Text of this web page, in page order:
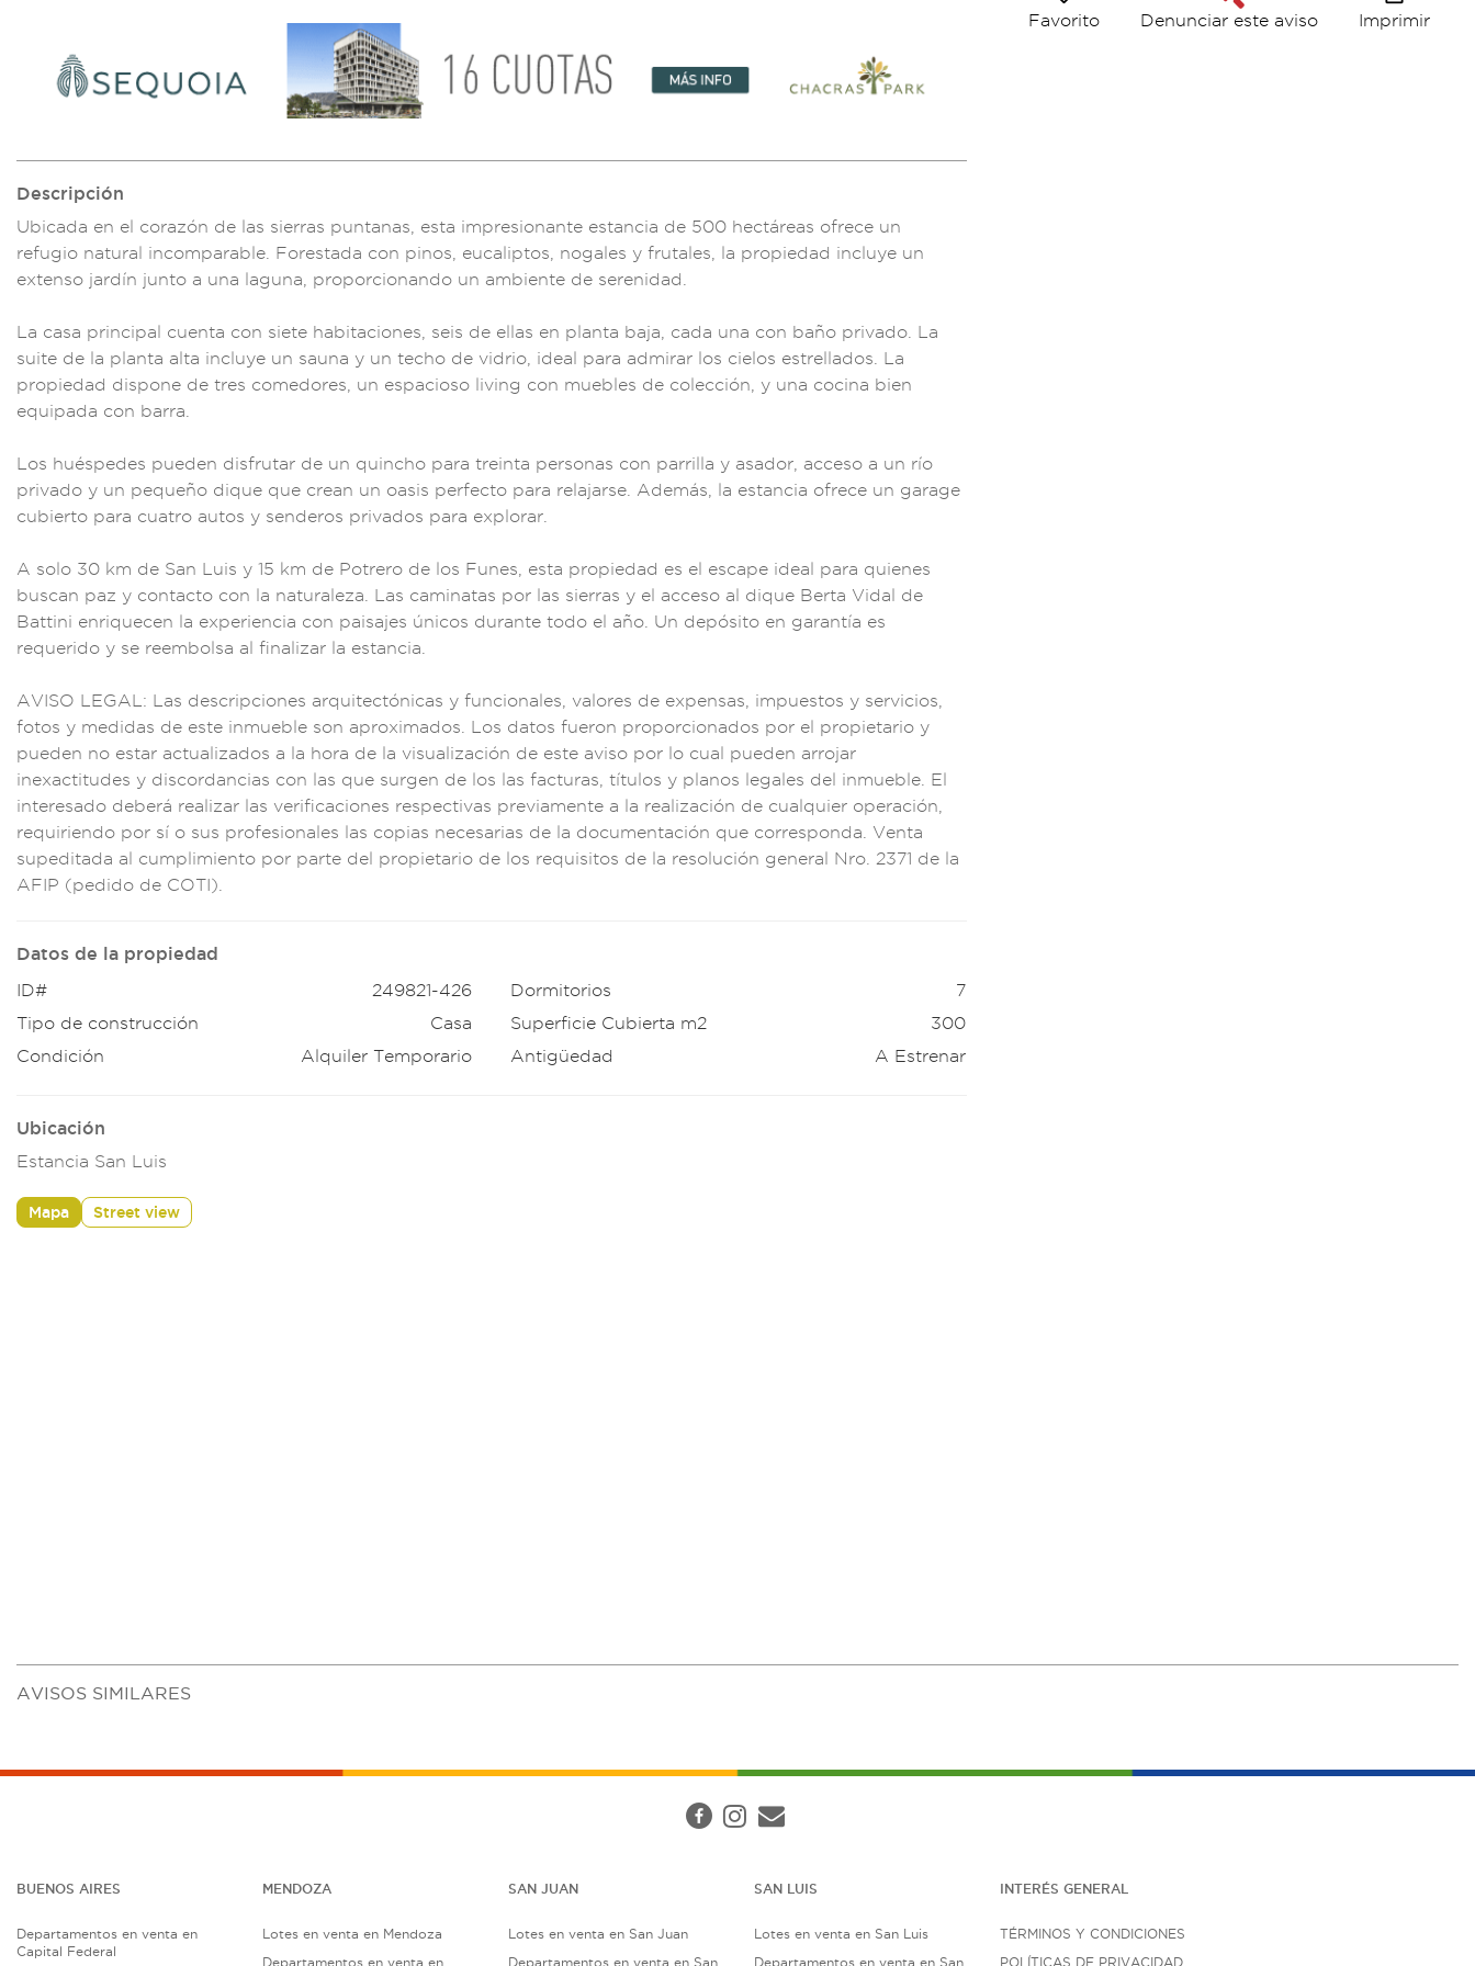
Descripción
Ubicada en el corazón de las sierras puntanas, esta impresionante estancia de 500 hectáreas ofrece un
refugio natural incomparable. Forestada con pinos, euca liptos, nogales y fruta les, la propiedad incluye un
extenso jardín junto a una laguna, proporcionando un ambiente de serenidad.
La casa principal cuenta con siete habitaciones, seis de ellas en planta baja, cada una con baño privado. La
suite de la p lanta alta incluye un sauna y un techo de vidrio , ideal para admirar los cielos estrellados.
La
propiedad dispone de tres comedores, un espacioso living con muebles de col ección, y una cocina bien
equipada con barra.
Los huéspedes pueden disfrutar de un quincho para treinta personas con parrilla y asador, acceso a un río
privado y un pequeño dique que crean un oasis perfecto para relajarse. Además, la estancia ofrece un garage
cubierto para cuatro autos y senderos privados para explorar.
A solo 30 km de San Luis y 15 km de Potrero de los Funes, esta propiedad es el escape ideal para quienes
buscan paz y contacto con la naturaleza. Las caminatas por las sierras y el acceso al dique Berta Vidal de
Battini enriquecen l a experiencia con paisajes únicos durante todo el año. Un depósito en garantía es
requerido y se reembolsa al finalizar la estancia.
AVISO LEGAL: Las descripciones arquitectónicas y funcionales, valores de expensas , impuestos y servicios,
fotos y medidas de este inmueble son aproximados. Los datos fueron proporcionados por el propietario y
pueden no estar actualizados a la hora de la visualización de este aviso por lo cual pueden arrojar
inexactitudes y discordancias con las que surgen de los las facturas, títulos y planos legal es del inmueble. El
interesado deberá realizar las verificaciones respectivas previamente a l a realización de cualquier operación,
requiriendo por sí o sus profesiona les las copias necesarias de la documentación que corresponda. Venta
supeditada al cumplimiento por parte del propietario de los requisitos de la resolución general Nro . 2371 de la
AFIP (pedido de COTI).
Datos de la propiedad
ID#
249821-426
Tipo de construcción
Casa
Condición
Alquiler Temporario
Dormitorios
7
Superficie Cubierta m2
300
Antigüedad
A Estrenar
Ubicación
Estancia San Luis
Mapa Street view
Favorito Denunciar este aviso Imprimir
AVISOS SIMILARES
BUENOS AIRES
Departamentos en venta en
Capital Federal
MENDOZA
Lotes en venta en Mendoza
Departamentos en venta en
SAN JUAN
Lotes en venta en San Juan
Departamentos en venta en San
SAN LUIS
Lotes en venta en San Luis
Departamentos en venta en San
INTERÉS GENERAL
TÉRMINOS Y CONDICIONES
POLÍTICAS DE PRIVACIDAD